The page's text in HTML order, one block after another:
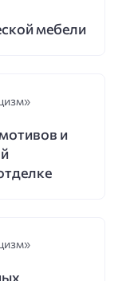
мебели
и